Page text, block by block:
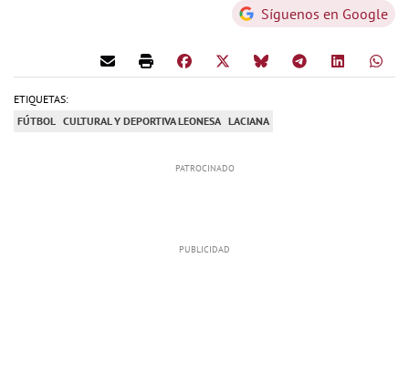
Síguenos en Google
ETIQUETAS:
FÚTBOL CULTURAL Y DEPORTIVA LEONESA LACIANA